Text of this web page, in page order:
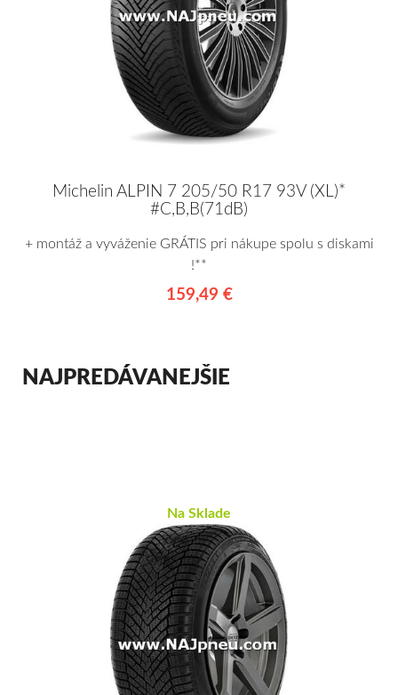
Michelin ALPIN 7 205/50 R17 93V (XL)*
#C,B,B(71dB)
+ montáž a vyváženie GRÁTIS pri nákupe spolu s diskami
!**
159,49 €
NAJPREDÁVANEJŠIE
Na Sklade